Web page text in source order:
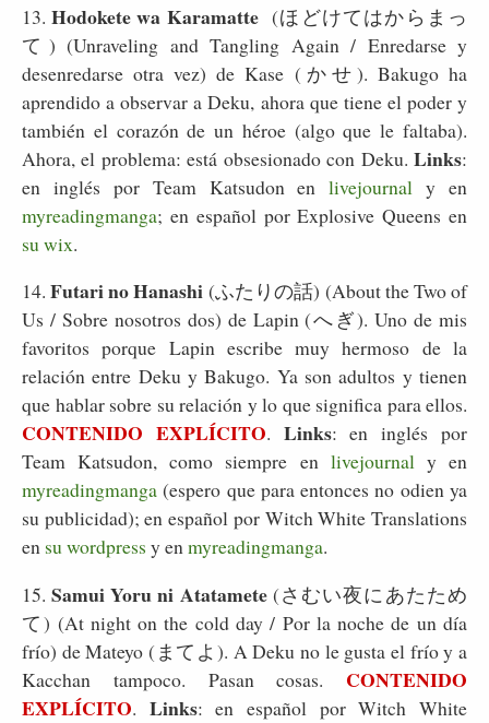
13.Hodokete wa Karamatte(ほどけてはからまっ
て) (Unraveling and Tangling Again / Enredarse y
desenredarse otra vez) de Kase (かせ). Bakugo ha
aprendido a observar a Deku, ahora que tiene el poder y
también el corazón de un héroe (algo que le faltaba).
Ahora, el problema: está obsesionado con Deku. Links:
en inglés por Team Katsudon enlivejournal y en
myreadingmanga; en español por Explosive Queens en
su wix.
14. Futari no Hanashi (ふたりの話) (About the Two of
Us / Sobre nosotros dos) de Lapin (へぎ). Uno de mis
favoritos porque Lapin escribe muy hermoso de la
relación entre Deku y Bakugo. Ya son adultos y tienen
que hablar sobre su relación y lo que significa para ellos.
CONTENIDO EXPLÍCITO. Links: en inglés por
Team Katsudon, como siempre en livejournaly en
myreadingmanga (espero que para entonces no odien ya
su publicidad); en español por Witch White Translations
en su wordpress y enmyreadingmanga.
15. Samui Yoru ni Atatamete (さむい夜にあたため
て) (At night on the cold day / Por la noche de un día
frío) de Mateyo (まてよ). A Deku no le gusta el frío y a
Kacchan tampoco. Pasan cosas. CONTENIDO
EXPLÍCITO. Links: en español por Witch White